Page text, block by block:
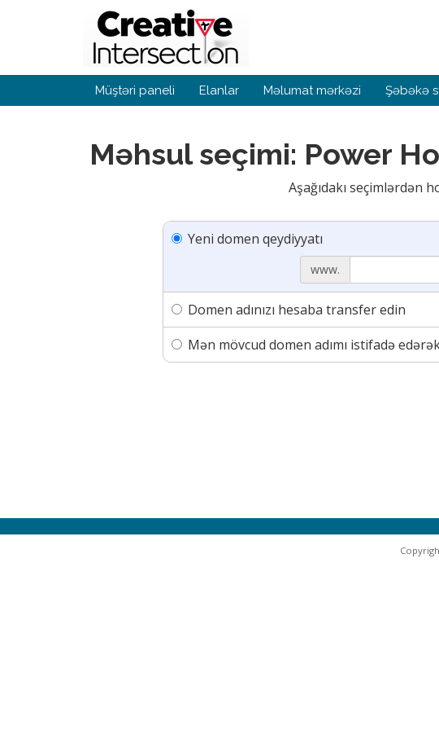
Müştəri paneli Elanlar Məlumat mərkəzi Şəbəkə
Məhsul seçimi: Power
Aşağıdakı seçimlərdən
Yeni domen qeydiyyatı
www.
Domen adınızı hesaba transfer edin
Mən mövcud domen adımı istifadə